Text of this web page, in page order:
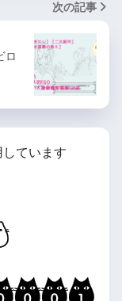
次の記事
ロ
ています